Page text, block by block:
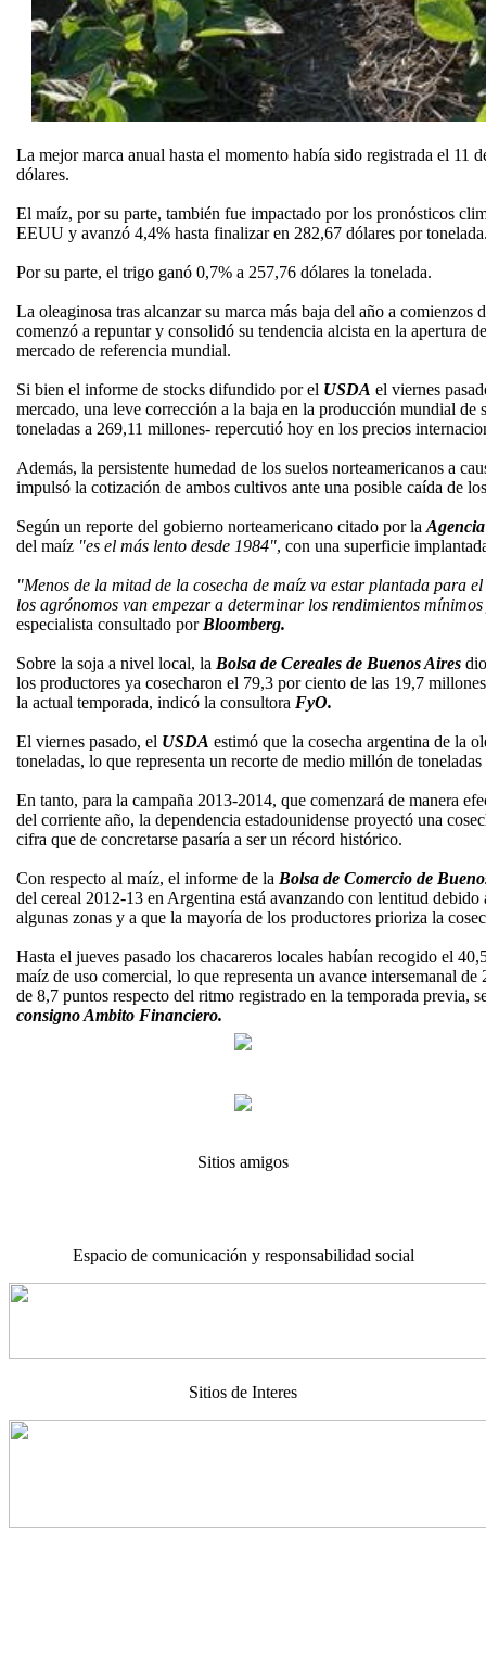
La mejor marca anual hasta el momento había sido registrada el 11
dólares.
El maíz, por su parte, también fue impactado por los pronósticos
EEUU y avanzó 4,4% hasta finalizar en 282,67 dólares por
Por su parte, el trigo ganó 0,7% a 257,76 dólares la tonelada.
La oleaginosa tras alcanzar su marca más baja del año a comienzos
comenzó a repuntar y consolidó su tendencia alcista en la apertura
mercado de referencia mundial.
Si bien el informe de stocks difundido por el USDA el viernes
mercado, una leve corrección a la baja en la producción mundial de
toneladas a 269,11 millones- repercutió hoy en los precios
Además, la persistente humedad de los suelos norteamericanos a
impulsó la cotización de ambos cultivos ante una posible caída de
Según un reporte del gobierno norteamericano citado por la
del maíz "es el más lento desde 1984", con una superficie
"Menos de la mitad de la cosecha de maíz va estar plantada para
los agrónomos van empezar a determinar los rendimientos
especialista consultado por Bloomberg.
Sobre la soja a nivel local, la Bolsa de Cereales de Buenos Aires
los productores ya cosecharon el 79,3 por ciento de las 19,7
la actual temporada, indicó la consultora FyO.
El viernes pasado, el USDA estimó que la cosecha argentina de la
toneladas, lo que representa un recorte de medio millón de
En tanto, para la campaña 2013-2014, que comenzará de manera
del corriente año, la dependencia estadounidense proyectó una
cifra que de concretarse pasaría a ser un récord histórico.
Con respecto al maíz, el informe de la Bolsa de Comercio de
del cereal 2012-13 en Argentina está avanzando con lentitud
algunas zonas y a que la mayoría de los productores prioriza la
Hasta el jueves pasado los chacareros locales habían recogido el
maíz de uso comercial, lo que representa un avance intersemanal
de 8,7 puntos respecto del ritmo registrado en la temporada previa,
consignoAmbito Financiero.
Sitios amigos
Espacio de comunicación y responsabilidad social
Sitios de Interes